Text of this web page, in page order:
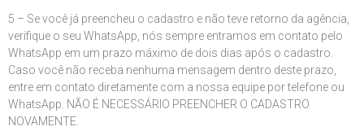
5 – Se você já preencheu o cadastro e não teve retorno da agência,
verifique o seu WhatsApp, nós sempre entramos em contato pelo
WhatsApp em um prazo máximo de dois dias após o cadastro.
Caso você não receba nenhuma mensagem dentro deste prazo,
entre em contato diretamente com a nossa equipe por telefone ou
WhatsApp. NÃO É NECESSÁRIO PREENCHER O CADASTRO
NOVAMENTE.